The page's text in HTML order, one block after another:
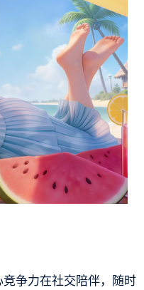
争力在社交陪伴，随时